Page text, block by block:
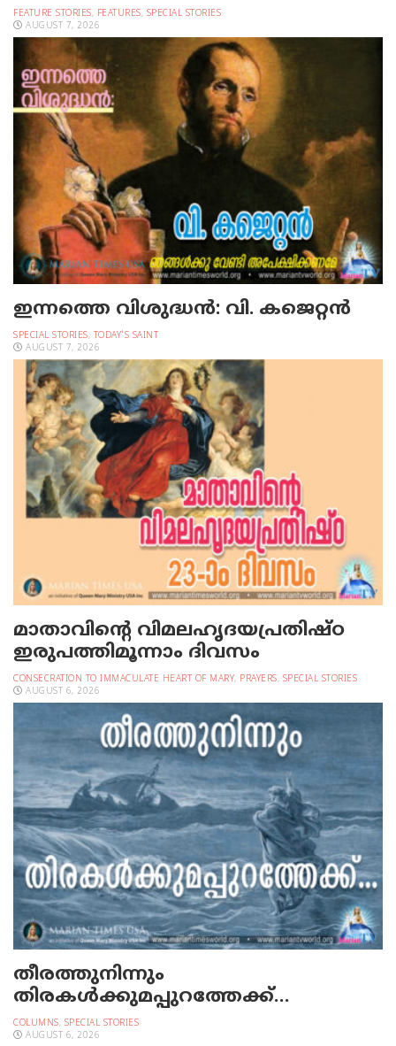
FEATURE STORIES, FEATURES, SPECIAL STORIES
AUGUST 7, 2026
ഇന്നത്തെ വിശുദ്ധന്‍: വി. കജെറ്റന്‍
SPECIAL STORIES, TODAY'S SAINT
AUGUST 7, 2026
മാതാവിന്റെ വിമലഹൃദയപ്രതിഷ്ഠ
ഇരുപത്തിമൂന്നാം ദിവസം
CONSECRATION TO IMMACULATE HEART OF MARY, PRAYERS, SPECIAL STORIES
AUGUST 6, 2026
തീരത്തുനിന്നും
തിരകള്‍ക്കുമപ്പുറത്തേക്ക്…
COLUMNS, SPECIAL STORIES
AUGUST 6, 2026